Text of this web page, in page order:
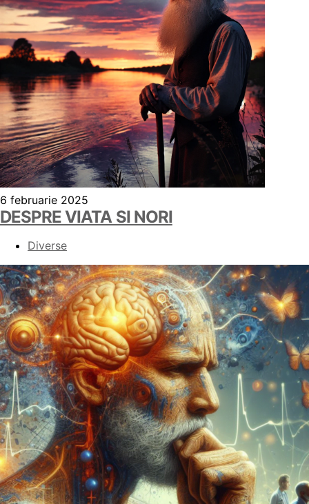
6 februarie 2025
DESPRE VIATA SI NORI
Diverse